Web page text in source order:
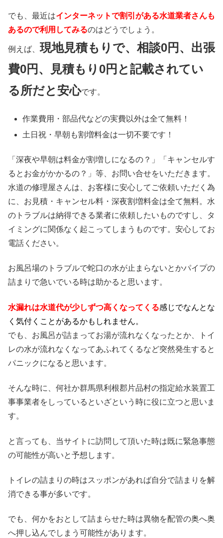
でも、最近はインターネットで割引がある水道業者さんも
あるので利用してみるのはどうでしょう。
例えば、 現地見積もりで、相談0円、出張
費0円、見積もり0円と記載されてい
る所だと安心です。
作業費用・部品代などの実費以外は全て無料！
土日祝・早朝も割増料金は一切不要です！
「深夜や早朝は料金が割増しになるの？」「キャンセルす
るとお金がかかるの？」等、お問い合せをいただきます。
水道の修理屋さんは、お客様に安心してご依頼いただく為
に、お見積・キャンセル料・深夜割増料金は全て無料。水
のトラブルは納得できる業者に依頼したいものですし、タ
イミングに関係なく起こってしまうものです。安心してお
電話ください。
お風呂場のトラブルで蛇口の水が止まらないとかパイプの
詰まりで急いでいる時は助かると思います。
水漏れは水道代が少しずつ高くなってくる感じでなんとな
く気付くことがあるかもしれません。
でも、お風呂が詰まってお湯が流れなくなったとか、トイ
レの水が流れなくなってあふれてくるなど突然発生すると
パニックになると思います。
そんな時に、何社か群馬県利根郡片品村の指定給水装置工
事事業者をしっているといざという時に役に立つと思いま
す。
と言っても、当サイトに訪問して頂いた時は既に緊急事態
の可能性が高いと予想します。
トイレの詰まりの時はスッポンがあれば自分で詰まりを解
消できる事が多いです。
でも、何かをおとして詰まらせた時は異物を配管の奥へ奥
へ押し込んでしまう可能性があります。